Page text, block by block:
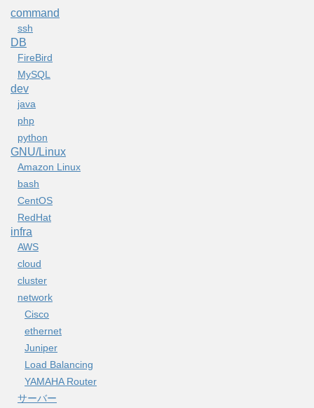
command
ssh
DB
FireBird
MySQL
dev
java
php
python
GNU/Linux
Amazon Linux
bash
CentOS
RedHat
infra
AWS
cloud
cluster
network
Cisco
ethernet
Juniper
Load Balancing
YAMAHA Router
サーバー